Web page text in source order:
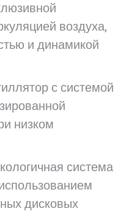
воздуха,
и динамикой
с системой
низком
система
дисковых